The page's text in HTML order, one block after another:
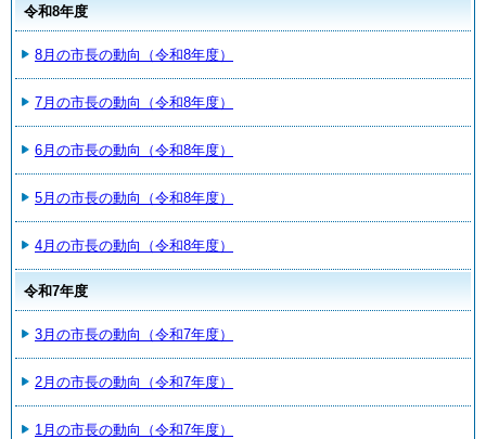
令和8年度
8月の市長の動向（令和8年度）
7月の市長の動向（令和8年度）
6月の市長の動向（令和8年度）
5月の市長の動向（令和8年度）
4月の市長の動向（令和8年度）
令和7年度
3月の市長の動向（令和7年度）
2月の市長の動向（令和7年度）
1月の市長の動向（令和7年度）